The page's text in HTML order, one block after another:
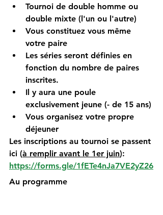
Tournoi de double homme ou
double mixte (l'un ou l'autre)
Vous constituez vous même
votre paire
Les séries seront définies en
fonction du nombre de paires
inscrites.
Il y aura une poule
exclusivement jeune (- de 15 ans)
Vous organisez votre propre
déjeuner
Les inscriptions au tournoi se passent
ici (à remplir avant le 1er juin):
https://forms.gle/1fETe4nJa7VE2yZ26
Au programme